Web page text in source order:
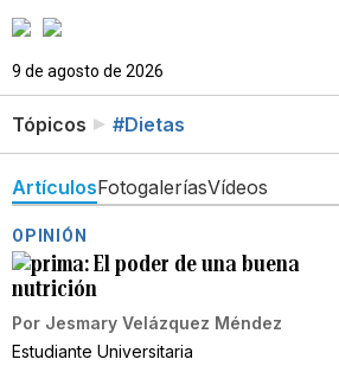
9 de agosto de 2026
Tópicos #Dietas
ArtículosFotogaleríasVídeos
OPINIÓN
El poder de una buena
nutrición
Por Jesmary Velázquez Méndez
Estudiante Universitaria